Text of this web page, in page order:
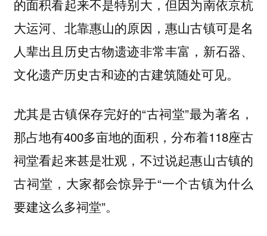
的面积看起来不是特别大，但因为南依京杭
大运河、北靠惠山的原因，惠山古镇可是名
人辈出且历史古物遗迹非常丰富 ，新石器、
文化遗产历史古和迹的古建筑随处可见。
尤其是古镇保存完好的“古祠堂”最为著名，
那占地有400多亩地的面积，分布着118座古
祠堂看起来甚是壮观，不过说起惠山古镇的
古祠堂，大家都会惊异于“一个古镇为什么
要建这么多祠堂”。